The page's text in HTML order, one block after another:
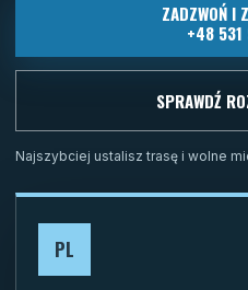
ZADZWOŃ I
+48
SPRAWDŹ
Najszybciej ustalisz trasę i wolne
PL